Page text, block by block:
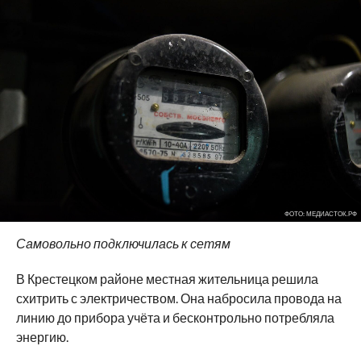
ФОТО: МЕДИАСТОК.РФ
Самовольно подключилась к сетям
В Крестецком районе местная жительница решила
схитрить с электричеством. Она набросила провода на
линию до прибора учёта и бесконтрольно потребляла
энергию.